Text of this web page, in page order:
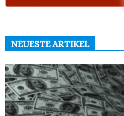
NEUESTE ARTIKEL